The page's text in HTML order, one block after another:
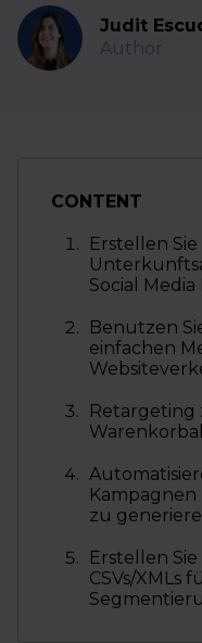
Judit
Author
CONTENT
Erstellen
Social
Benutzen
einfachen
Retargeting
Kampagnen
zu
Erstellen
CSVs/XMLs